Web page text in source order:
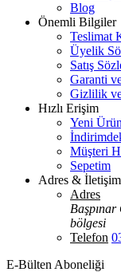
Blog
Önemli Bilgiler
Teslimat
Üyelik
Satış
Garanti
Gizlilik
Hızlı Erişim
Yeni
Müşteri
Sepetim
Adres & İletişim
Adres
bölgesi
Telefon
E-Bülten Aboneliği